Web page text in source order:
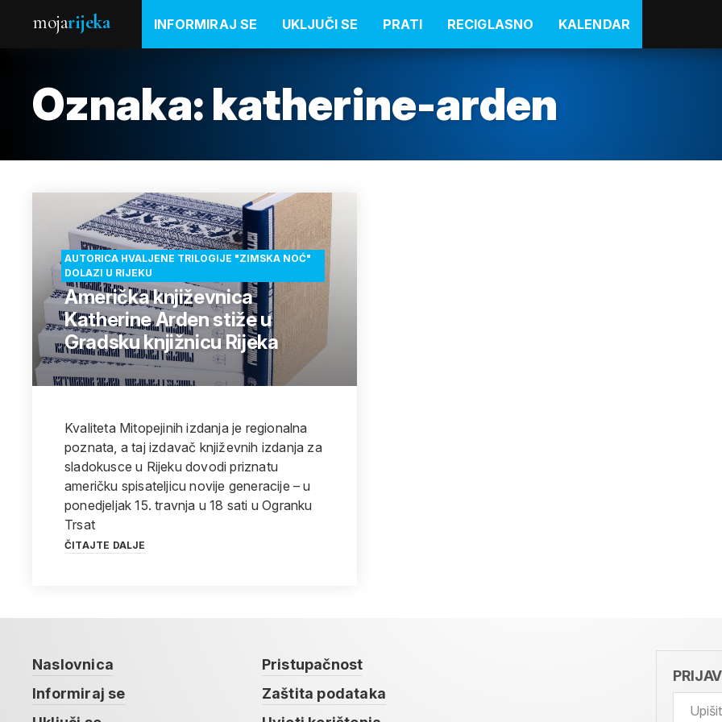
mojarijeka INFORMIRAJ SE UKLJUČI SE PRATI RECIGLASNO KALENDAR
Oznaka: katherine-arden
AUTORICA HVALJENE TRILOGIJE "ZIMSKA NOĆ"
DOLAZI U RIJEKU
Američka književnica
Katherine Arden stiže u
Gradsku knjižnicu Rijeka
Kvaliteta Mitopejinih izdanja je regionalna
poznata, a taj izdavač književnih izdanja za
sladokusce u Rijeku dovodi priznatu
američku spisateljicu novije generacije – u
ponedjeljak 15. travnja u 18 sati u Ogranku
Trsat
ČITAJTE DALJE
Naslovnica
Informiraj se
Pristupačnost
Zaštita podataka